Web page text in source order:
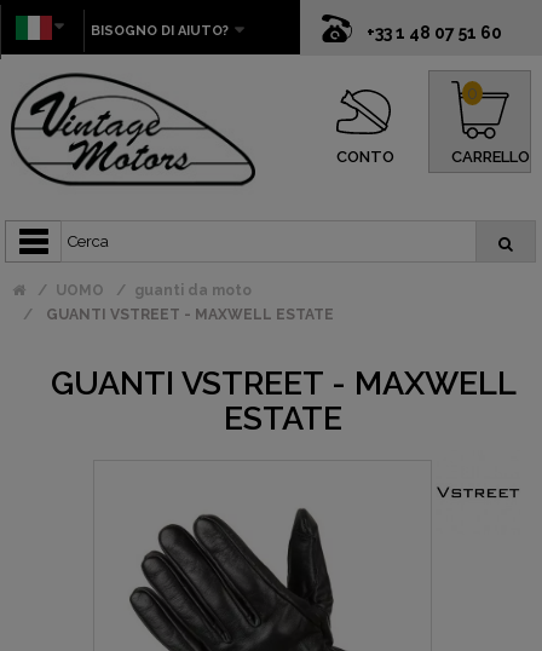
+33 1 48 07 51 60
BISOGNO DI AIUTO?
CONTO CARRELLO
0
UOMO
guanti da moto
GUANTI VSTREET - MAXWELL ESTATE
GUANTI VSTREET - MAXWELL
ESTATE